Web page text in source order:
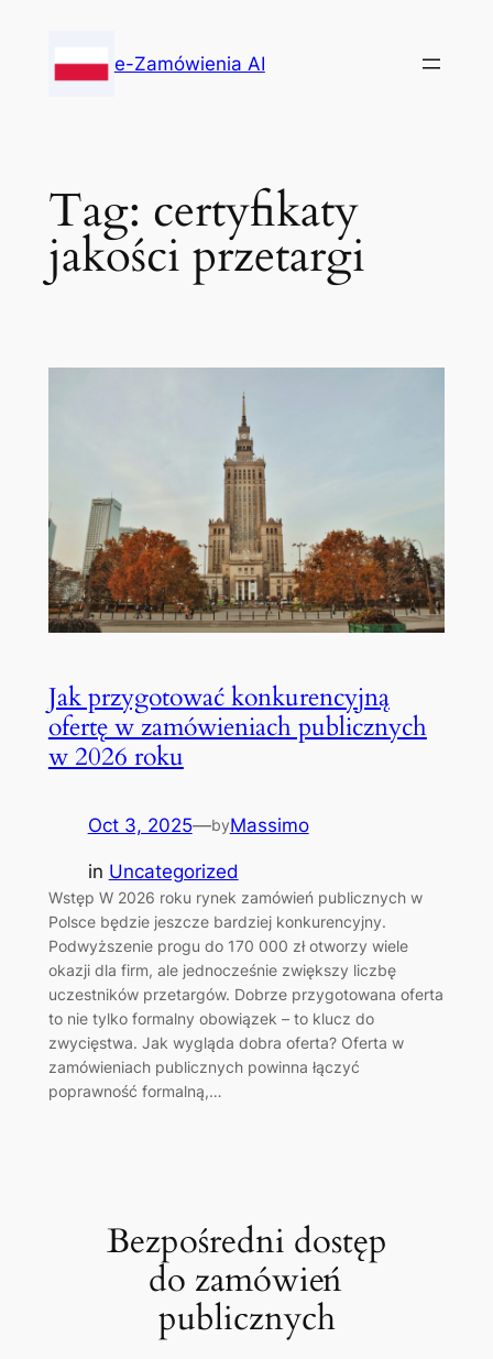
content
e-Zamówienia AI
Tag: certyfikaty
jakości przetargi
Jak przygotować konkurencyjną
ofertę w zamówieniach publicznych
w 2026 roku
Oct 3, 2025—byMassimo
in Uncategorized
Wstęp W 2026 roku rynek zamówień publicznych w
Polsce będzie jeszcze bardziej konkurencyjny.
Podwyższenie progu do 170 000 zł otworzy wiele
okazji dla firm, ale jednocześnie zwiększy liczbę
uczestników przetargów. Dobrze przygotowana oferta
to nie tylko formalny obowiązek – to klucz do
zwycięstwa. Jak wygląda dobra oferta? Oferta w
zamówieniach publicznych powinna łączyć
poprawność formalną,…
Bezpośredni dostęp
do zamówień
publicznych